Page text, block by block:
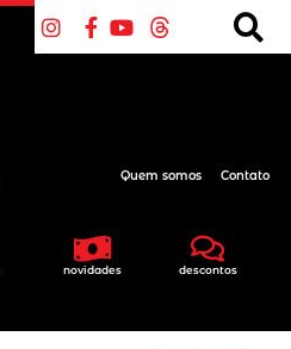
novidades descontos
Quem somos Contato